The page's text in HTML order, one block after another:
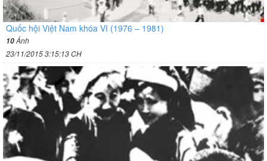
Quốc hội Việt Nam khóa VI (1976 – 1981)
10Ảnh
23/11/2015 3:15:13 CH